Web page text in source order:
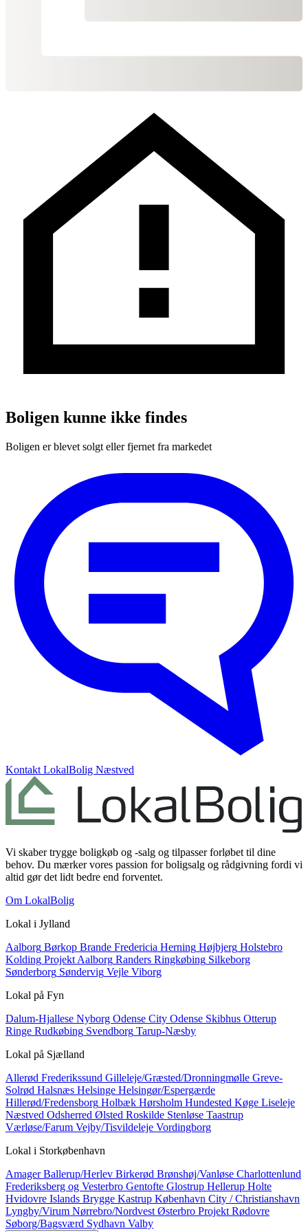
Boligen kunne ikke findes
Boligen er blevet solgt eller fjernet fra markedet
Kontakt LokalBolig Næstved
Vi skaber trygge boligkøb og -salg og tilpasser forløbet til dine
behov. Du mærker vores passion for boligsalg og rådgivning fordi vi
altid gør det lidt bedre end forventet.
Om LokalBolig
Lokal i Jylland
Aalborg Børkop Brande Fredericia Herning Højbjerg Holstebro
Kolding Projekt Aalborg Randers Ringkøbing Silkeborg
Sønderborg Søndervig Vejle Viborg
Lokal på Fyn
Dalum-Hjallese Nyborg Odense City Odense Skibhus Otterup
Ringe Rudkøbing Svendborg Tarup-Næsby
Lokal på Sjælland
Allerød Frederikssund Gilleleje/Græsted/Dronningmølle Greve-
Solrød Halsnæs Helsinge Helsingør/Espergærde
Hillerød/Fredensborg Holbæk Hørsholm Hundested Køge Liseleje
Næstved Odsherred Ølsted Roskilde Stenløse Taastrup
Værløse/Farum Vejby/Tisvildeleje Vordingborg
Lokal i Storkøbenhavn
AmagerBallerup/Herlev Birkerød Brønshøj/Vanløse Charlottenlund
Frederiksberg og Vesterbro Gentofte Glostrup Hellerup Holte
Hvidovre Islands Brygge Kastrup København City / Christianshavn
Lyngby/Virum Nørrebro/Nordvest Østerbro Projekt Rødovre
Søborg/Bagsværd Sydhavn Valby